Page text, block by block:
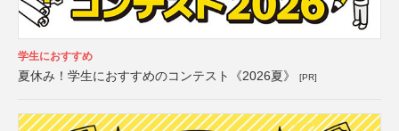
学生におすすめ
夏休み！学生におすすめのコンテスト《2026夏》 [PR]